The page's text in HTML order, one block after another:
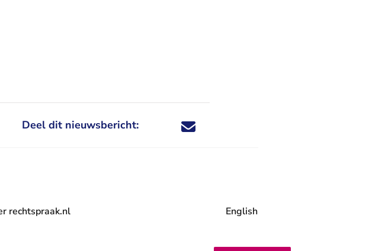
Deel dit nieuwsbericht: Deel dit nieuwsbericht via X - U verlaat
Deel dit nieuwsbericht via Facebook - U
Deel dit nieuwsbericht via e-mail
Deel dit nieuwsbericht via LinkedIn - U
rechtspraak.nl English